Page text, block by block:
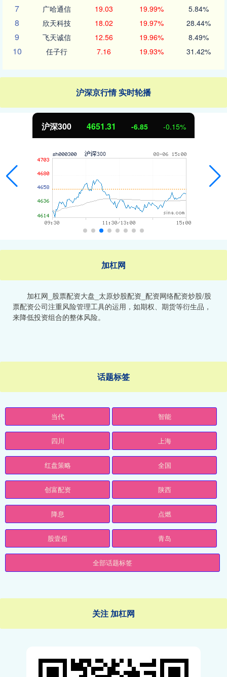
7 广哈通信 19.03 19.99% 5.84%
8 欣天科技 18.02 19.97% 28.44%
9 飞天诚信 12.56 19.96% 8.49%
10 任子行 7.16 19.93% 31.42%
沪深京行情 实时轮播
沪深300 4651.31 -6.85 -0.15%
加杠网
加杠网_股票配资大盘_太原炒股配资_配资网络配资炒股/股
票配资公司注重风险管理工具的运用，如期权、期货等衍生品，
来降低投资组合的整体风险。
话题标签
当代 智能
四川 上海
红盘策略 全国
创富配资 陕西
降息 点燃
股壹佰 青岛
全部话题标签
关注 加杠网